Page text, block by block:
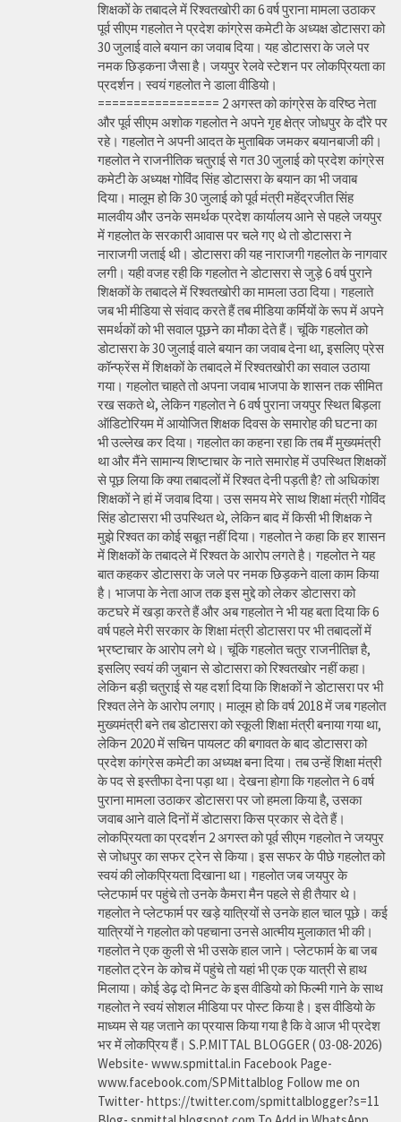
शिक्षकों के तबादले में रिश्वतखोरी का 6 वर्ष पुराना मामला उठाकर
पूर्व सीएम गहलोत ने प्रदेश कांग्रेस कमेटी के अध्यक्ष डोटासरा को
30 जुलाई वाले बयान का जवाब दिया। यह डोटासरा के जले पर
नमक छिड़कना जैसा है। जयपुर रेलवे स्टेशन पर लोकप्रियता का
प्रदर्शन। स्वयं गहलोत ने डाला वीडियो।
================= 2 अगस्त को कांग्रेस के वरिष्ठ नेता
और पूर्व सीएम अशोक गहलोत ने अपने गृह क्षेत्र जोधपुर के दौरे पर
रहे। गहलोत ने अपनी आदत के मुताबिक जमकर बयानबाजी की।
गहलोत ने राजनीतिक चतुराई से गत 30 जुलाई को प्रदेश कांग्रेस
कमेटी के अध्यक्ष गोविंद सिंह डोटासरा के बयान का भी जवाब
दिया। मालूम हो कि 30 जुलाई को पूर्व मंत्री महेंद्रजीत सिंह
मालवीय और उनके समर्थक प्रदेश कार्यालय आने से पहले जयपुर
में गहलोत के सरकारी आवास पर चले गए थे तो डोटासरा ने
नाराजगी जताई थी। डोटासरा की यह नाराजगी गहलोत के नागवार
लगी। यही वजह रही कि गहलोत ने डोटासरा से जुड़े 6 वर्ष पुराने
शिक्षकों के तबादले में रिश्वतखोरी का मामला उठा दिया। गहलाते
जब भी मीडिया से संवाद करते हैं तब मीडिया कर्मियों के रूप में अपने
समर्थकों को भी सवाल पूछने का मौका देते हैं। चूंकि गहलोत को
डोटासरा के 30 जुलाई वाले बयान का जवाब देना था, इसलिए प्रेस
कॉन्फ्रेंस में शिक्षकों के तबादले में रिश्वतखोरी का सवाल उठाया
गया। गहलोत चाहते तो अपना जवाब भाजपा के शासन तक सीमित
रख सकते थे, लेकिन गहलोत ने 6 वर्ष पुराना जयपुर स्थित बिड़ला
ऑडिटोरियम में आयोजित शिक्षक दिवस के समारोह की घटना का
भी उल्लेख कर दिया। गहलोत का कहना रहा कि तब मैं मुख्यमंत्री
था और मैंने सामान्य शिष्टाचार के नाते समारोह में उपस्थित शिक्षकों
से पूछ लिया कि क्या तबादलों में रिश्वत देनी पड़ती है? तो अधिकांश
शिक्षकों ने हां में जवाब दिया। उस समय मेरे साथ शिक्षा मंत्री गोविंद
सिंह डोटासरा भी उपस्थित थे, लेकिन बाद में किसी भी शिक्षक ने
मुझे रिश्वत का कोई सबूत नहीं दिया। गहलोत ने कहा कि हर शासन
में शिक्षकों के तबादले में रिश्वत के आरोप लगते है। गहलोत ने यह
बात कहकर डोटासरा के जले पर नमक छिड़कने वाला काम किया
है। भाजपा के नेता आज तक इस मुद्दे को लेकर डोटासरा को
कटघरे में खड़ा करते हैं और अब गहलोत ने भी यह बता दिया कि 6
वर्ष पहले मेरी सरकार के शिक्षा मंत्री डोटासरा पर भी तबादलों में
भ्रष्टाचार के आरोप लगे थे। चूंकि गहलोत चतुर राजनीतिज्ञ है,
इसलिए स्वयं की जुबान से डोटासरा को रिश्वतखोर नहीं कहा।
लेकिन बड़ी चतुराई से यह दर्शा दिया कि शिक्षकों ने डोटासरा पर भी
रिश्वत लेने के आरोप लगाए। मालूम हो कि वर्ष 2018 में जब गहलोत
मुख्यमंत्री बने तब डोटासरा को स्कूली शिक्षा मंत्री बनाया गया था,
लेकिन 2020 में सचिन पायलट की बगावत के बाद डोटासरा को
प्रदेश कांग्रेस कमेटी का अध्यक्ष बना दिया। तब उन्हें शिक्षा मंत्री
के पद से इस्तीफा देना पड़ा था। देखना होगा कि गहलोत ने 6 वर्ष
पुराना मामला उठाकर डोटासरा पर जो हमला किया है, उसका
जवाब आने वाले दिनों में डोटासरा किस प्रकार से देते हैं।
लोकप्रियता का प्रदर्शन 2 अगस्त को पूर्व सीएम गहलोत ने जयपुर
से जोधपुर का सफर ट्रेन से किया। इस सफर के पीछे गहलोत को
स्वयं की लोकप्रियता दिखाना था। गहलोत जब जयपुर के
प्लेटफार्म पर पहुंचे तो उनके कैमरा मैन पहले से ही तैयार थे।
गहलोत ने प्लेटफार्म पर खड़े यात्रियों से उनके हाल चाल पूछे। कई
यात्रियों ने गहलोत को पहचाना उनसे आत्मीय मुलाकात भी की।
गहलोत ने एक कुली से भी उसके हाल जाने। प्लेटफार्म के बा जब
गहलोत ट्रेन के कोच में पहुंचे तो यहां भी एक एक यात्री से हाथ
मिलाया। कोई डेढ़ दो मिनट के इस वीडियो को फिल्मी गाने के साथ
गहलोत ने स्वयं सोशल मीडिया पर पोस्ट किया है। इस वीडियो के
माध्यम से यह जताने का प्रयास किया गया है कि वे आज भी प्रदेश
भर में लोकप्रिय हैं। S.P.MITTAL BLOGGER ( 03-08-2026)
Website- www.spmittal.in Facebook Page-
www.facebook.com/SPMittalblog Follow me on
Twitter- https://twitter.com/spmittalblogger?s=11